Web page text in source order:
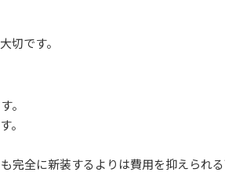
切です。
。
。
完全に新装するよりは費用を抑えられ